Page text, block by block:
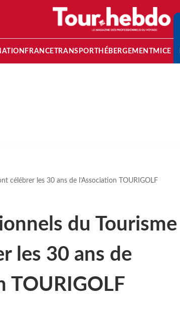
FRANCETRANSPORT HÉBERGEMENTMICE
célébrer les 30 ans de l’Association TOURIGOLF
du Tourisme
les 30 ans de
TOURIGOLF